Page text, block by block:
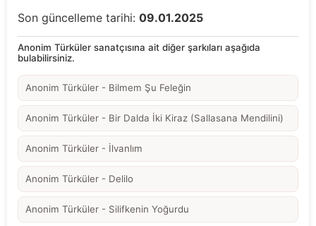
Son güncelleme tarihi: 09.01.2025
Anonim Türküler sanatçısına ait diğer şarkıları aşağıda
bulabilirsiniz.
Anonim Türküler - Bilmem Şu Feleğin
Anonim Türküler - Bir Dalda İki Kiraz (Sallasana Mendilini)
Anonim Türküler - İlvanlım
Anonim Türküler - Delilo
Anonim Türküler - Silifkenin Yoğurdu